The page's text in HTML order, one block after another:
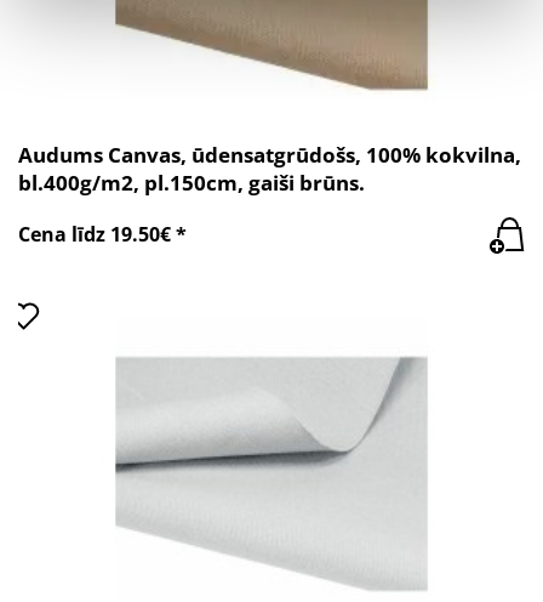
Audums Canvas, ūdensatgrūdošs, 100% kokvilna,
bl.400g/m2, pl.150cm, gaiši brūns.
Cena līdz 19.50€ *